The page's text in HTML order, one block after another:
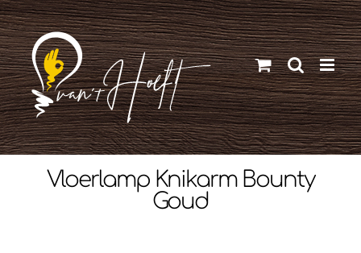
Ga
naar
inhoud
Vloerlamp Knikarm Bounty
Goud